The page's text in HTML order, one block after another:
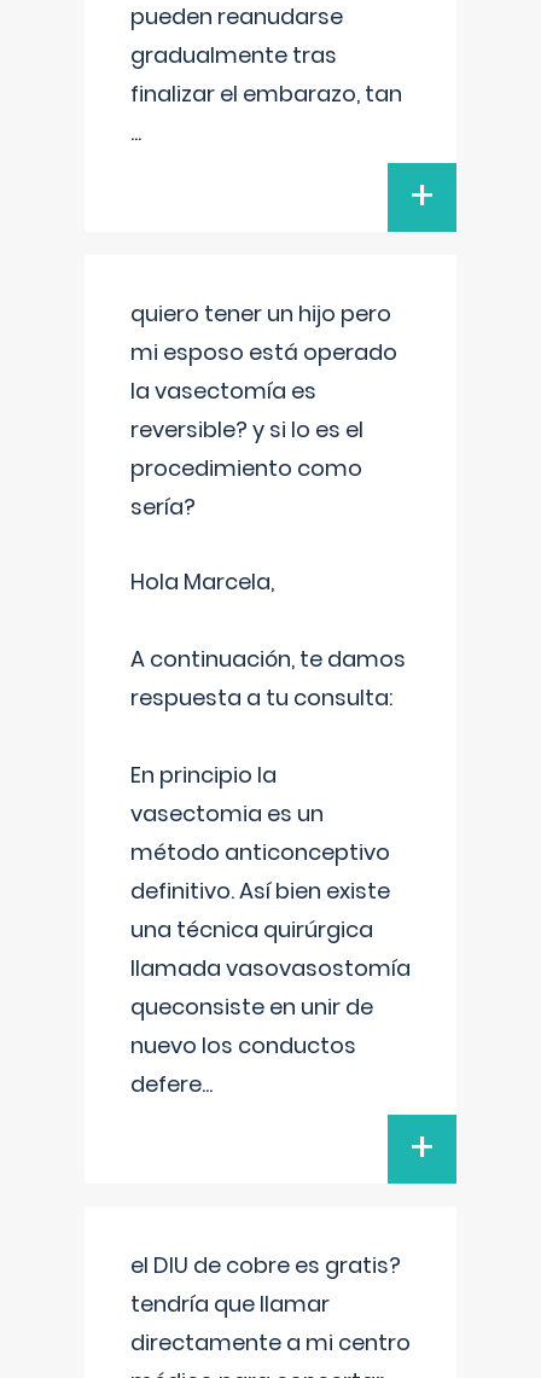
pueden reanudarse
gradualmente tras
finalizar el embarazo, tan
...
+
quiero tener un hijo pero
mi esposo está operado
la vasectomía es
reversible? y si lo es el
procedimiento como
sería?
Hola Marcela,
A continuación, te damos
respuesta a tu consulta:
En principio la
vasectomia es un
método anticonceptivo
definitivo. Así bien existe
una técnica quirúrgica
llamada vasovasostomía
queconsiste en unir de
nuevo los conductos
defere...
+
el DIU de cobre es gratis?
tendría que llamar
directamente a mi centro